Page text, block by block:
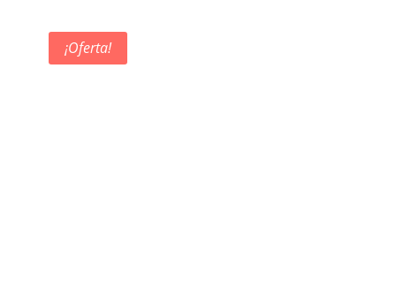
¡Oferta!